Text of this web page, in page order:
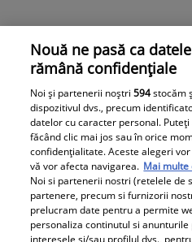
Nouă ne pasă ca
rămână confidențiale
Noi și partenerii noștri594stocăm
dispozitivul dvs., precum
datelor cu caracter personal.
făcând clic mai jos sau în orice
confidențialitate. Aceste alegeri
vă vor afecta navigarea. Mai multe
Noi si partenerii nostri (retelele de
partenere, precum si furnizorii
prelucram date pentru a permite
personaliza continutul si